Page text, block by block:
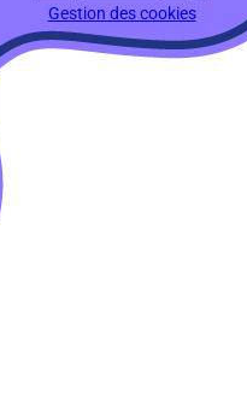
Gestion des cookies